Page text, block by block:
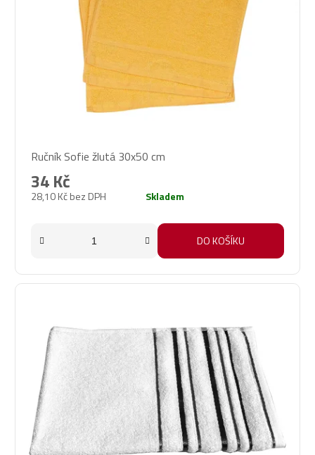
Ručník Sofie žlutá 30x50 cm
28,10 Kč bez DPH
34 Kč
Skladem
DO KOŠÍKU